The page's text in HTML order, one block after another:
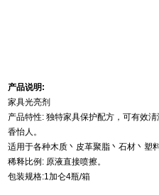
产品说明:
家具光亮剂
产品特性: 独特家具保护配方，可有效
香怡人。
适用于各种木质丶皮革聚脂丶石材丶塑
稀释比例: 原液直接喷擦。
包装规格:1加仑4瓶/箱